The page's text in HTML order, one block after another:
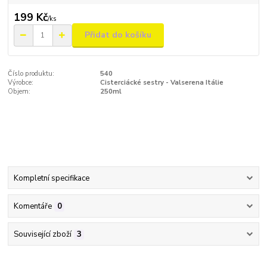
199 Kč/ks
Přidat do košíku
Číslo produktu:
540
Výrobce:
Cisterciácké sestry - Valserena Itálie
Objem:
250ml
Kompletní specifikace
Komentáře 0
Související zboží 3